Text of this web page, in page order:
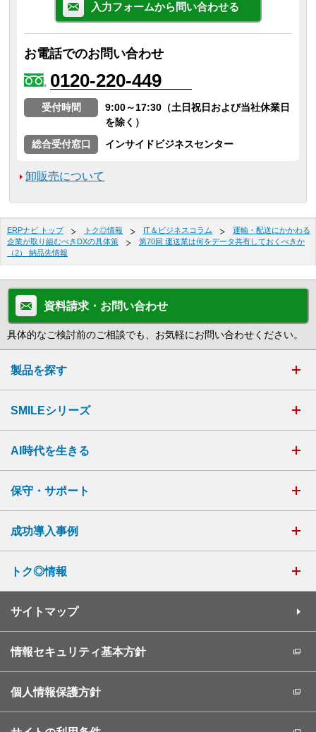
入力フォームから問い合わせる
お電話でのお問い合わせ
0120-220-449
受付時間
9:00～17:30（土日祝日および当社休業日
を除く）
総合受付窓口
インサイドビジネスセンター
卸販売について
ERPナビ トップ トク◎情報 IT＆ビジネスコラム
運輸・配送にかかわる
企業が取り組むべきDXの具体策
第70回 運送業は何をデータ共有しておくべきか
（2） 納品先情報
資料請求・お問い合わせ
具体的なご検討前のご相談でも、お気軽にお問い合わせください。
製品を探す
SMILEシリーズ
AI時代を生きる
保守・サポート
成功導入事例
トク◎情報
サイトマップ
情報セキュリティ基本方針
個人情報保護方針